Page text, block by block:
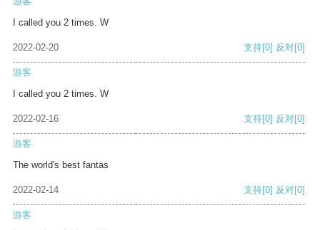
I called you 2 times. W
2022-02-20 支持[0] 反对[0]
游客
I called you 2 times. W
2022-02-16 支持[0] 反对[0]
游客
The world's best fantas
2022-02-14 支持[0] 反对[0]
游客